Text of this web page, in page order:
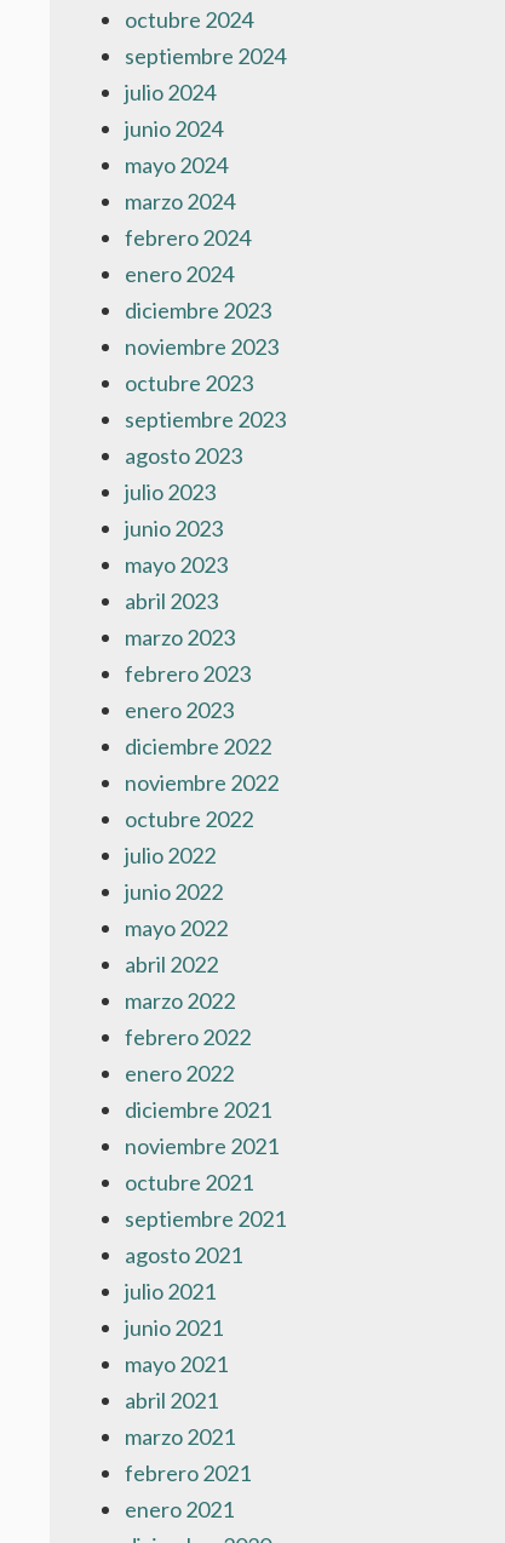
octubre 2024
septiembre 2024
julio 2024
junio 2024
mayo 2024
marzo 2024
febrero 2024
enero 2024
diciembre 2023
noviembre 2023
octubre 2023
septiembre 2023
agosto 2023
julio 2023
junio 2023
mayo 2023
abril 2023
marzo 2023
febrero 2023
enero 2023
diciembre 2022
noviembre 2022
octubre 2022
julio 2022
junio 2022
mayo 2022
abril 2022
marzo 2022
febrero 2022
enero 2022
diciembre 2021
noviembre 2021
octubre 2021
septiembre 2021
agosto 2021
julio 2021
junio 2021
mayo 2021
abril 2021
marzo 2021
febrero 2021
enero 2021